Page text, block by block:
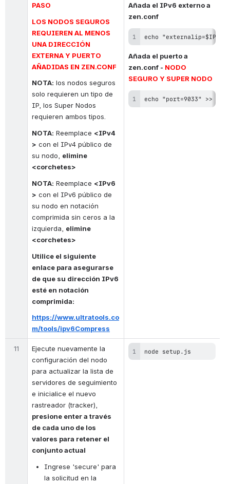
PASO
LOS NODOS SEGUROS
REQUIEREN AL MENOS
UNA DIRECCIÓN
EXTERNA Y PUERTO
AÑADIDAS EN ZEN.CONF
NOTA: los nodos seguros
solo requieren un tipo de
IP, los Super Nodos
requieren ambos tipos.
NOTA: Reemplace <IPv4
> con el IPv4 público de
su nodo,
elimine
<corchetes>
NOTA: Reemplace <IPv6
> con el IPv6 público de
su nodo en notación
comprimida sin ceros a la
izquierda,
elimine
<corchetes>
Utilice el siguiente
enlace para asegurarse
de que su dirección IPv6
esté en notación
comprimida:
https://www.ultratools.co
m/tools/ipv6Compress
Añada el IPv6 externo a
zen.conf
echo
Añada el puerto a
zen.conf - NODO
SEGURO Y SUPER NODO
echo "port=9033" >> ~/
11
Ejecute nuevamente la
configuración del nodo
para actualizar la lista de
servidores de seguimiento
e inicialice el nuevo
presione enter a través
de cada uno de los
valores para retener el
conjunto actual
Ingrese 'secure' para
la solicitud en la
node setup.js